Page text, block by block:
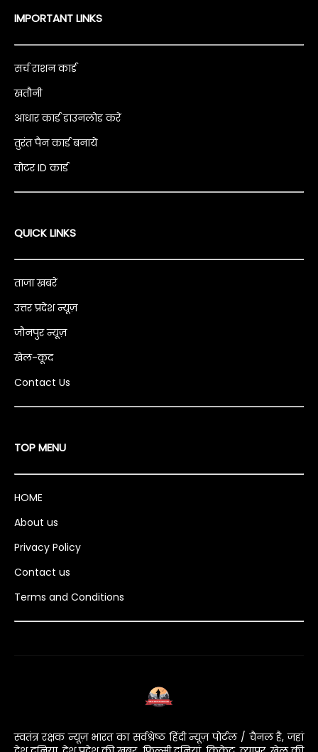
IMPORTANT LINKS
सर्च राशन कार्ड
खतौनी
आधार कार्ड डाउनलोड करें
तुरंत पैन कार्ड बनायें
वोटर ID कार्ड
QUICK LINKS
ताजा खबरें
उत्तर प्रदेश न्यूज़
जौनपुर न्यूज़
खेल-कूद
Contact Us
TOP MENU
HOME
About us
Privacy Policy
Contact us
Terms and Conditions
स्वतंत्र रक्षक न्यूज़ भारत का सर्वश्रेष्ठ हिंदी न्यूज़ पोर्टल / चैनल है, जहां